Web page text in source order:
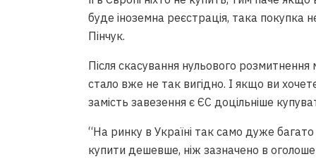
буде іноземна реєстрація, така покупка
Пінчук.
Після скасування нульового
стало вже не так вигідно. І якщо ви
замість завезення є ЄС доцільніше
“На ринку в Україні так само дуже
купити дешевше, ніж зазначено в